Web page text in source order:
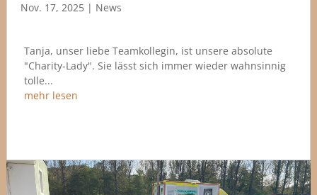
Nov. 17, 2025| News
Tanja, unser liebe Teamkollegin, ist unsere absolute
"Charity-Lady". Sie lässt sich immer wieder wahnsinnig
tolle...
mehr lesen